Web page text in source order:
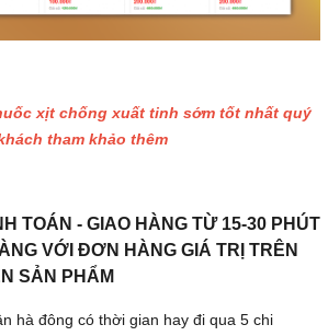
xịt chống xuất tinh sớm tốt nhất quý
tham khảo thêm
TOÁN - GIAO HÀNG TỪ 15-30 PHÚT
VỚI ĐƠN HÀNG GIÁ TRỊ TRÊN
SẢN PHẨM
hà đông có thời gian hay đi qua 5 chi